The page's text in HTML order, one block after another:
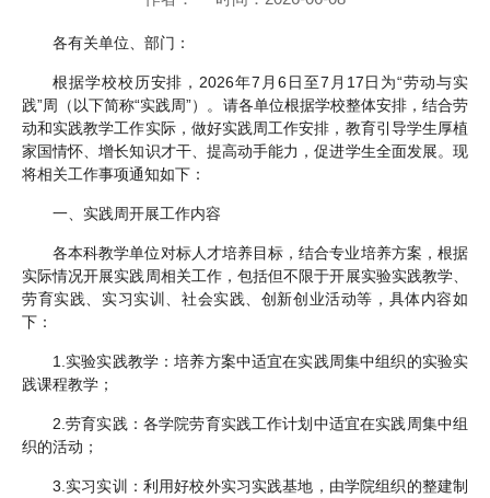
各有关单位、部门：
根据学校校历安排，2026年7月6日至7月17日为“劳动与实
践”周（以下简称“实践周”）。请各单位根据学校整体安排，结合劳
动和实践教学工作实际，做好实践周工作安排，教育引导学生厚植
家国情怀、增长知识才干、提高动手能力，促进学生全面发展。现
将相关工作事项通知如下：
一、实践周开展工作内容
各本科教学单位对标人才培养目标，结合专业培养方案，根据
实际情况开展实践周相关工作，包括但不限于开展实验实践教学、
劳育实践、实习实训、社会实践、创新创业活动等，具体内容如
下：
1.实验实践教学：培养方案中适宜在实践周集中组织的实验实
践课程教学；
2.劳育实践：各学院劳育实践工作计划中适宜在实践周集中组
织的活动；
3.实习实训：利用好校外实习实践基地，由学院组织的整建制